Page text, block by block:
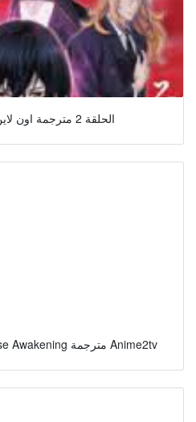
انمي Noblesse الحلقة 2 مترجمة اون لاين
الحلقة 2 من انمي Noblesse Awakening مترجمة Anime2tv